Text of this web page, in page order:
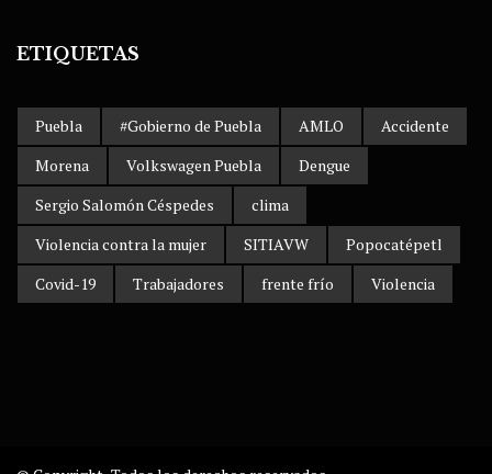
ETIQUETAS
Puebla #Gobierno de Puebla AMLO
Accidente
Morena
Volkswagen Puebla
Dengue
Sergio Salomón Céspedes
clima
Violencia contra la mujer
SITIAVW
Popocatépetl
Covid-19
Trabajadores frente frío Violencia